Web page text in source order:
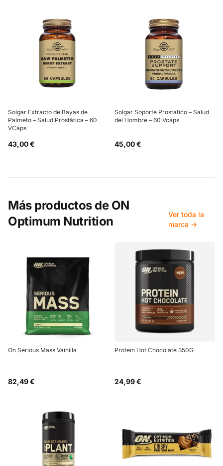
Solgar Extracto de Bayas de
Palmeto – Salud Prostática – 60
VCáps
43,00 €
Solgar Soporte Prostático – Salud
del Hombre – 60 Vcáps
45,00 €
Más productos de ON
Optimum Nutrition
Ver toda la
marca →
On Serious Mass Vainilla
82,49 €
Protein Hot Chocolate 350G
24,99 €